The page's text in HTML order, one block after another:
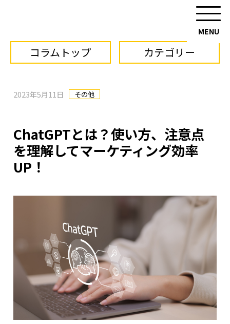
コラムトップ カテゴリー
2023年5月11日 その他
ChatGPTとは？使い方、注意点
を理解してマーケティング効率
UP！